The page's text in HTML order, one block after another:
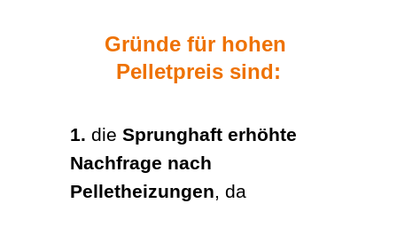
Gründe für hohen
Pelletpreis sind:
1. die Sprunghaft erhöhte
Nachfrage nach
Pelletheizungen, da